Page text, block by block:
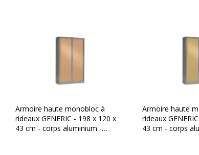
Armoire haute monobloc à
rideaux GENERIC - 198 x 120 x
43 cm - corps aluminium -
Armoire haute
rideaux
43 cm - corps